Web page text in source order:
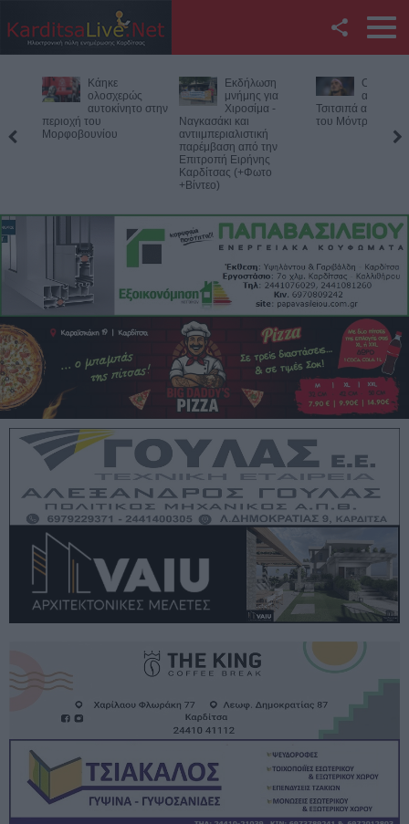
Twitter
YouTube
Αναζήτηση
Επικοινωνία με το
KarditsaLive.Net
Εκδήλωση
μνήμης για
Χιροσίμα -
Ναγκασάκι και
αντιιμπεριαλιστική
Ο Φονσέκα
απέκλεισε τον
Τσιτσιπά από το Masters
του Μόντρεαλ
Η
σύλληψη
προέδρου του
Κέντρου Λάρισας